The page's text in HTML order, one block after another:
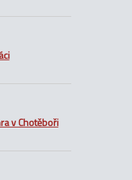
v Chotěboři